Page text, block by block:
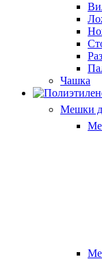
Чашка
Мешки